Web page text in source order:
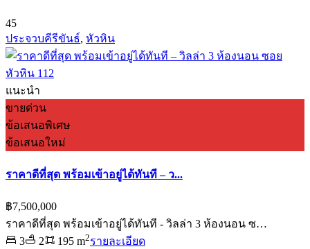
45
ประจวบคีรีขันธ์, หัวหิน
แนะนำ
ขายด่วน
ข้อเสนอพิเศษ
ข้อเสนอใหม่
ราคาดีที่สุด พร้อมเข้าอยู่ได้ทันที – ว...
฿7,500,000
ราคาดีที่สุด พร้อมเข้าอยู่ได้ทันที - วิลล่า 3 ห้องนอน ซ…
3
2 195 m2รายละเอียด